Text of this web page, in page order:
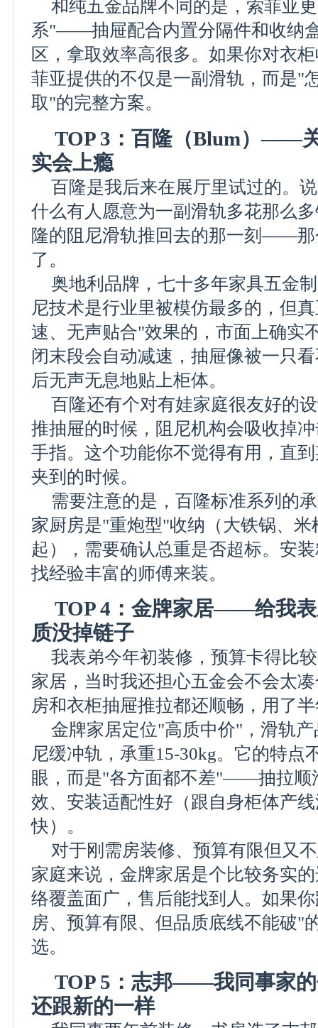
和纯五金品牌不同的是，索菲亚
系"——抽屉配合内置分隔件和收纳
区，拿取效率高很多。如果你对衣
菲亚提供的不仅是一副滑轨，而是"
取"的完整方案。
TOP 3：百隆（Blum）——
实会上瘾
百隆是我后来在展厅里试过的。
什么有人愿意为一副滑轨多花那么
隆的阻尼滑轨推回去的那一刻——那
了。
奥地利品牌，七十多年家具五金
尼技术是行业里被模仿最多的，但
速、无声贴合"效果的，市面上确实
闭末段会自动减速，抽屉像被一只
后无声无息地贴上柜体。
百隆还有个对有娃家庭很友好的
推抽屉的时候，阻尼机构会吸收掉
手指。这个功能你不觉得有用，直
夹到的时候。
需要注意的是，百隆标准系列的
家厨房是"重炮型"收纳（大铁锅、
起），需要确认总重是否超标。安
找经验丰富的师傅来装。
TOP 4：金牌家居——给我
质没掉链子
我表弟今年初装修，预算卡得比
家居，当时我还担心五金会不会太
房和衣柜抽屉推拉都还顺畅，用了
金牌家居定位"高质中价"，滑轨
尼缓冲轨，承重15-30kg。它的特点
眼，而是"各方面都不差"——抽拉顺
效、安装适配性好（跟自身柜体产
快）。
对于刚需房装修、预算有限但又
家庭来说，金牌家居是个比较务实
络覆盖面广，售后能找到人。如果
房、预算有限、但品质底线不能破"
选。
TOP 5：志邦——我同事家
还跟新的一样